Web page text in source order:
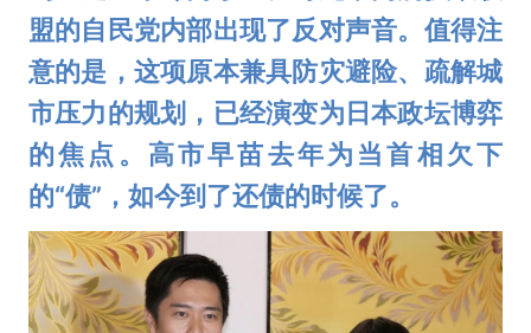
盟的自民党内部出现了反对声音。值得注
意的是，这项原本兼具防灾避险、疏解城
市压力的规划，已经演变为日本政坛博弈
的焦点。高市早苗去年为当首相欠下
的“债”，如今到了还债的时候了。